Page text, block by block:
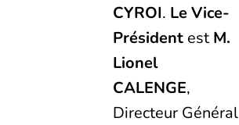
CYROI. Le Vice-
Président est M.
Lionel
CALENGE,
Directeur Général